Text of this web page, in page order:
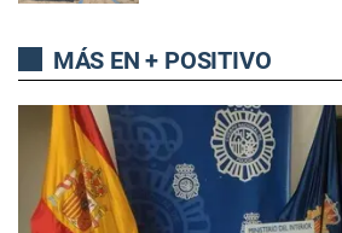
MÁS EN + POSITIVO